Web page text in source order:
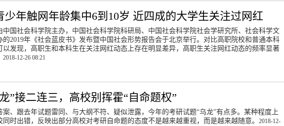
少年触网年龄集中6到10岁 近四成的大学生关注过网红
中国社会科学院主办，中国社会科学院科研局、中国社会科学院社会学研究所、社会科学文
的2019年《社会蓝皮书》发布暨中国社会形势报告会于北京举行。对比高职院校和普通本科
以发现，高职生和本科生在关注网红动态上存在明显差异，高职生关注网红动态的频率显著
2018-12-26 08:21
”接二连三，高校别挥霍“自命题权”
案、跟去年试题雷同、与大纲不符、疑似泄露，今年的考研试题“乌龙”有点多。某种程度上
同时出错，反映出部分高校对考研自命题的态度不是越来越重视，而是越来越随意。 2018-12-